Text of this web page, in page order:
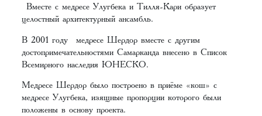
Вместе с медресе Улугбека и Тилля-Кари образует
целостный архитектурный ансамбль.
В 2001 году медресе Шердор вместе с другим
достопримечательностями Самарканда внесено в Список
Всемирного наследия ЮНЕСКО.
Медресе Шердор было построено в приёме «кош» с
медресе Улугбека, изящные пропорции которого были
положены в основу проекта.